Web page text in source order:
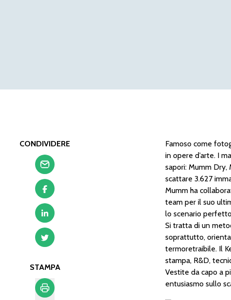
CONDIVIDERE
STAMPA
Famoso come
in opere d’arte. I
sapori: Mumm
scattare 3.627
Mumm ha
team per il suo
lo scenario
Si tratta di un
soprattutto,
termoretraibile. Il
stampa, R&D,
Vestite da capo a
entusiasmo sullo